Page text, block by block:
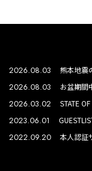
2026.08.03 熊本地震
2026.08.03 お盆期間
2026.03.02 STATE
2023.06.01
2022.09.20 本人認証